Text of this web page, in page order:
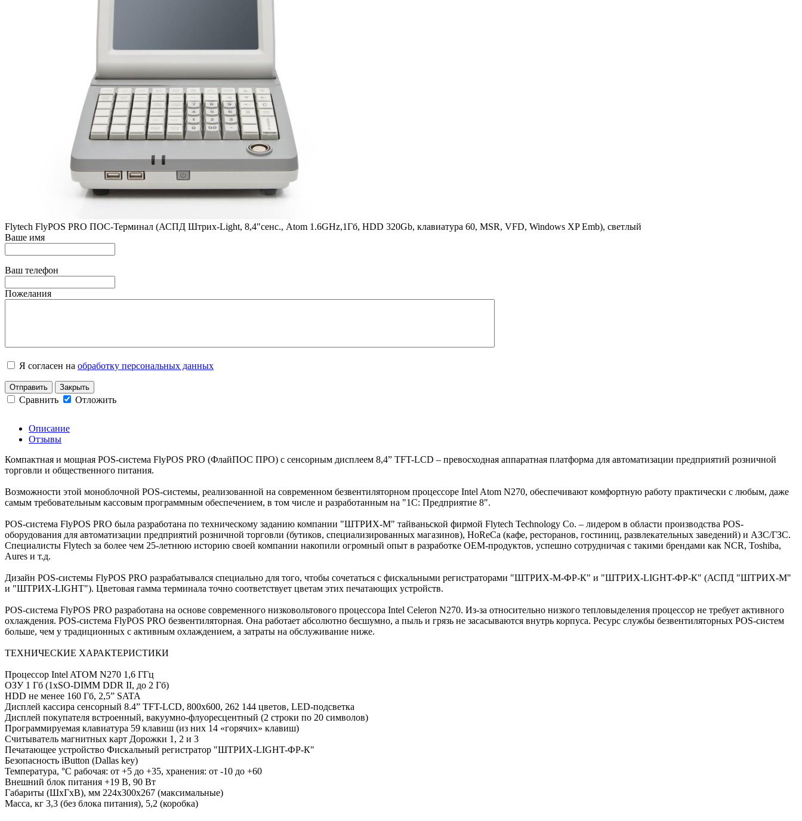
Flytech FlyPOS PRO ПОС-Терминал (АСПД Штрих-Light, 8,4"сенс., Atom 1.6GHz,1Гб, HDD 320Gb, клавиатура 60, MSR, VFD, Windows XP Emb), светлый
Ваше имя
Ваш телефон
Пожелания
Я согласен на обработку персональных данных
Отправить Закрыть
Сравнить Отложить
Описание
Отзывы
Компактная и мощная POS-система FlyPOS PRO (ФлайПОС ПРО) с сенсорным дисплеем 8,4” TFT-LCD – превосходная аппаратная платформа для автоматизации предприятий розничной
торговли и общественного питания.
Возможности этой моноблочной POS-системы, реализованной на современном безвентиляторном процессоре Intel Atom N270, обеспечивают комфортную работу практически с любым, даже
самым требовательным кассовым программным обеспечением, в том числе и разработанным на "1С: Предприятие 8".
POS-система FlyPOS PRO была разработана по техническому заданию компании "ШТРИХ-М" тайваньской фирмой Flytech Technology Co. – лидером в области производства POS-
оборудования для автоматизации предприятий розничной торговли (бутиков, специализированных магазинов), HoReCa (кафе, ресторанов, гостиниц, развлекательных заведений) и АЗС/ГЗС.
Специалисты Flytech за более чем 25-летнюю историю своей компании накопили огромный опыт в разработке OEM-продуктов, успешно сотрудничая с такими брендами как NCR, Toshiba,
Aures и т.д.
Дизайн POS-системы FlyPOS PRO разрабатывался специально для того, чтобы сочетаться с фискальными регистраторами "ШТРИХ-М-ФР-К" и "ШТРИХ-LIGHT-ФР-К" (АСПД "ШТРИХ-М"
и "ШТРИХ-LIGHT"). Цветовая гамма терминала точно соответствует цветам этих печатающих устройств.
POS-система FlyPOS PRO разработана на основе современного низковольтового процессора Intel Celeron N270. Из-за относительно низкого тепловыделения процессор не требует активного
охлаждения. POS-система FlyPOS PRO безвентиляторная. Она работает абсолютно бесшумно, а пыль и грязь не засасываются внутрь корпуса. Ресурс службы безвентиляторных POS-систем
больше, чем у традиционных с активным охлаждением, а затраты на обслуживание ниже.
ТЕХНИЧЕСКИЕ ХАРАКТЕРИСТИКИ
Процессор Intel ATOM N270 1,6 ГГц
ОЗУ 1 Гб (1хSO-DIMM DDR II, до 2 Гб)
HDD не менее 160 Гб, 2,5” SATA
Дисплей кассира сенсорный 8.4” TFT-LCD, 800x600, 262 144 цветов, LED-подсветка
Дисплей покупателя встроенный, вакуумно-флуоресцентный (2 строки по 20 символов)
Программируемая клавиатура 59 клавиш (из них 14 «горячих» клавиш)
Считыватель магнитных карт Дорожки 1, 2 и 3
Печатающее устройство Фискальный регистратор "ШТРИХ-LIGHT-ФР-К"
Безопасность iButton (Dallas key)
Температура, °C рабочая: от +5 до +35, хранения: от -10 до +60
Внешний блок питания +19 В, 90 Вт
Габариты (ШxГxВ), мм 224x300x267 (максимальные)
Масса, кг 3,3 (без блока питания), 5,2 (коробка)